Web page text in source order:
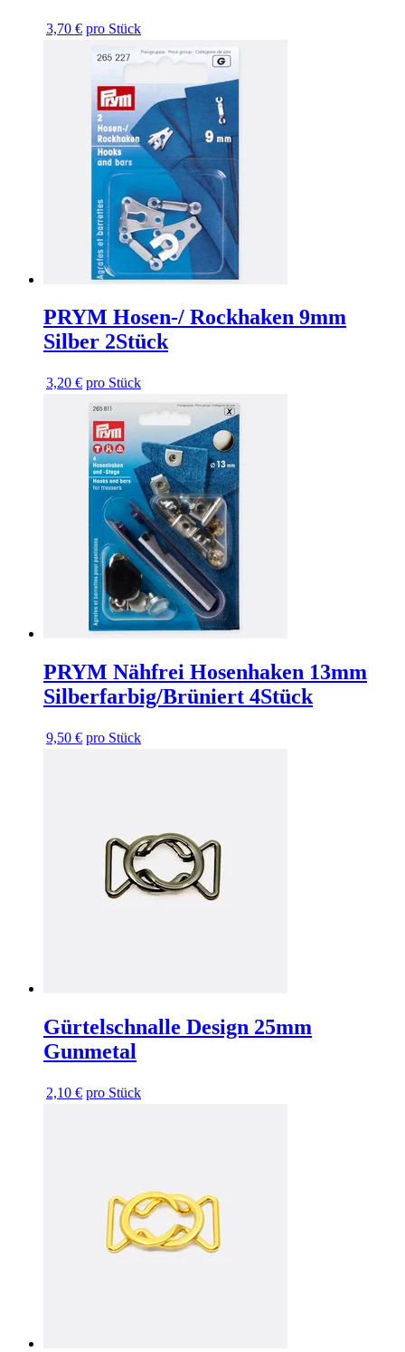
3,70 € pro Stück
PRYM Hosen-/ Rockhaken 9mm
Silber 2Stück
3,20 € pro Stück
PRYM Nähfrei Hosenhaken 13mm
Silberfarbig/Brüniert 4Stück
9,50 € pro Stück
Gürtelschnalle Design 25mm
Gunmetal
2,10 € pro Stück